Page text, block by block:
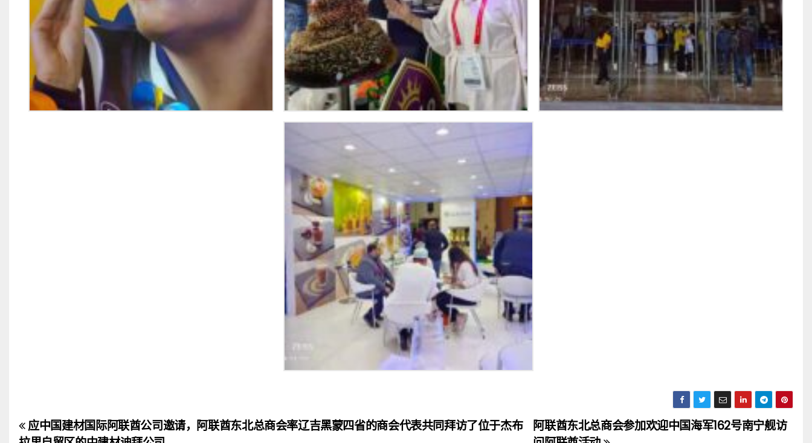
文
阿联酋东北总商会参加欢迎中国海军162号南宁舰访
应中国建材国际阿联酋公司邀请，阿联酋东北总商会率辽吉黑蒙四省的商会代表共同拜访了位于杰布